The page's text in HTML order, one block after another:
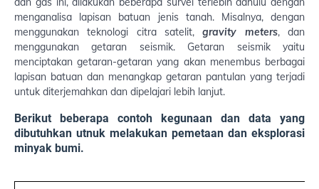
menganalisa lapisan batuan jenis tanah. Misalnya, dengan
menggunakan teknologi citra satelit,gravity meters, dan
menggunakan getaran seismik. Getaran seismik yaitu
menciptakan getaran-getaran yang akan menembus berbagai
lapisan batuan dan menangkap getaran pantulan yang terjadi
untuk diterjemahkan dan dipelajari lebih lanjut.
Berikut beberapa contoh kegunaan dan data yang
dibutuhkan utnuk melakukan pemetaan dan eksplorasi
minyak bumi.